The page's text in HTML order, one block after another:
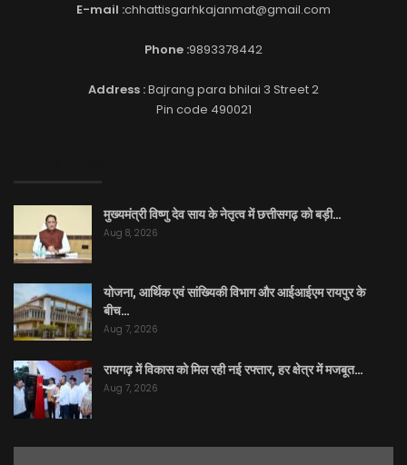
E-mail :chhattisgarhkajanmat@gmail.com
Phone :9893378442
Address :Bajrang para bhilai 3 Street 2
Pin code 490021
मुख्यमंत्री विष्णु देव साय के नेतृत्व में छत्तीसगढ़ को बड़ी…
Aug 8, 2026
योजना, आर्थिक एवं सांख्यिकी विभाग और आईआईएम रायपुर के
बीच…
Aug 7, 2026
रायगढ़ में विकास को मिल रही नई रफ्तार, हर क्षेत्र में मजबूत…
Aug 7, 2026